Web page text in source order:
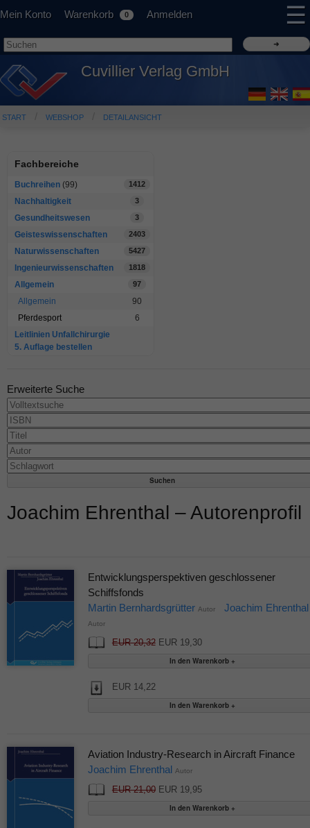
Mein Konto Warenkorb 0 Anmelden ☰
Cuvillier Verlag GmbH
START WEBSHOP DETAILANSICHT
Fachbereiche
Buchreihen (99) 1412
Nachhaltigkeit 3
Gesundheitswesen 3
Geisteswissenschaften 2403
Naturwissenschaften 5427
Ingenieurwissenschaften 1818
Allgemein 97
Allgemein
90
Pferdesport
6
Leitlinien Unfallchirurgie
5. Auflage bestellen
Erweiterte Suche
Joachim Ehrenthal – Autorenprofil
Entwicklungsperspektiven geschlossener
Schiffsfonds
Martin Bernhardsgrütter Autor Joachim Ehrenthal
Autor
EUR 20,32EUR 19,30
EUR 14,22
Aviation Industry-Research in Aircraft Finance
Joachim Ehrenthal Autor
EUR 21,00EUR 19,95